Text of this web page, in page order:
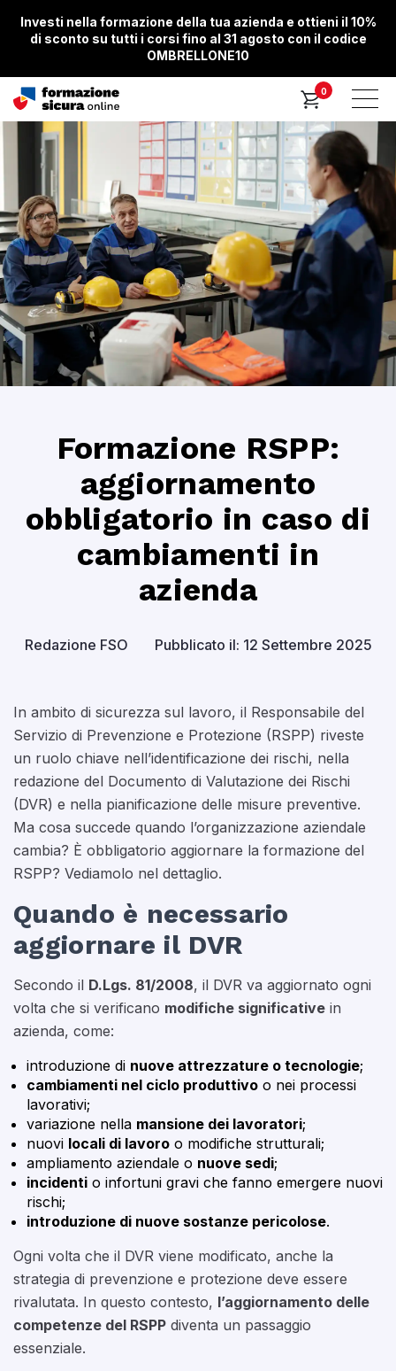
Investi nella formazione della tua azienda e ottieni il 10%
di sconto su tutti i corsi fino al 31 agosto con il codice
OMBRELLONE10
0
Formazione RSPP:
aggiornamento
obbligatorio in caso di
cambiamenti in
azienda
Redazione FSO Pubblicato il: 12 Settembre 2025
In ambito di sicurezza sul lavoro, il Responsabile del
Servizio di Prevenzione e Protezione (RSPP) riveste
un ruolo chiave nell’identificazione dei rischi, nella
redazione del Documento di Valutazione dei Rischi
(DVR) e nella pianificazione delle misure preventive.
Ma cosa succede quando l’organizzazione aziendale
cambia? È obbligatorio aggiornare la formazione del
RSPP? Vediamolo nel dettaglio.
Quando è necessario
aggiornare il DVR
Secondo il D.Lgs. 81/2008, il DVR va aggiornato ogni
volta che si verificano modifiche significative in
azienda, come:
introduzione di nuove attrezzature o tecnologie;
cambiamenti nel ciclo produttivo o nei processi
lavorativi;
variazione nella mansione dei lavoratori;
nuovi locali di lavoro o modifiche strutturali;
ampliamento aziendale o nuove sedi;
incidenti o infortuni gravi che fanno emergere nuovi
rischi;
introduzione di nuove sostanze pericolose.
Ogni volta che il DVR viene modificato, anche la
strategia di prevenzione e protezione deve essere
rivalutata. In questo contesto, l’aggiornamento delle
competenze del RSPP diventa un passaggio
essenziale.